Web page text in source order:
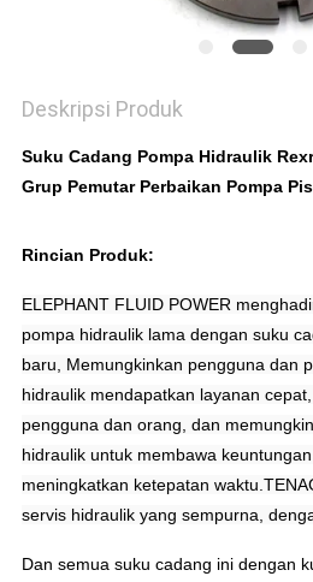
Deskripsi Produk
Suku Cadang Pompa Hidraulik
Grup Pemutar Perbaikan Pompa
Rincian Produk:
ELEPHANT FLUID POWER
pompa hidraulik lama dengan suku
baru, Memungkinkan pengguna dan
hidraulik mendapatkan layanan
pengguna dan orang, dan
hidraulik untuk membawa
meningkatkan ketepatan
servis hidraulik yang sempurna,
Dan semua suku cadang ini dengan